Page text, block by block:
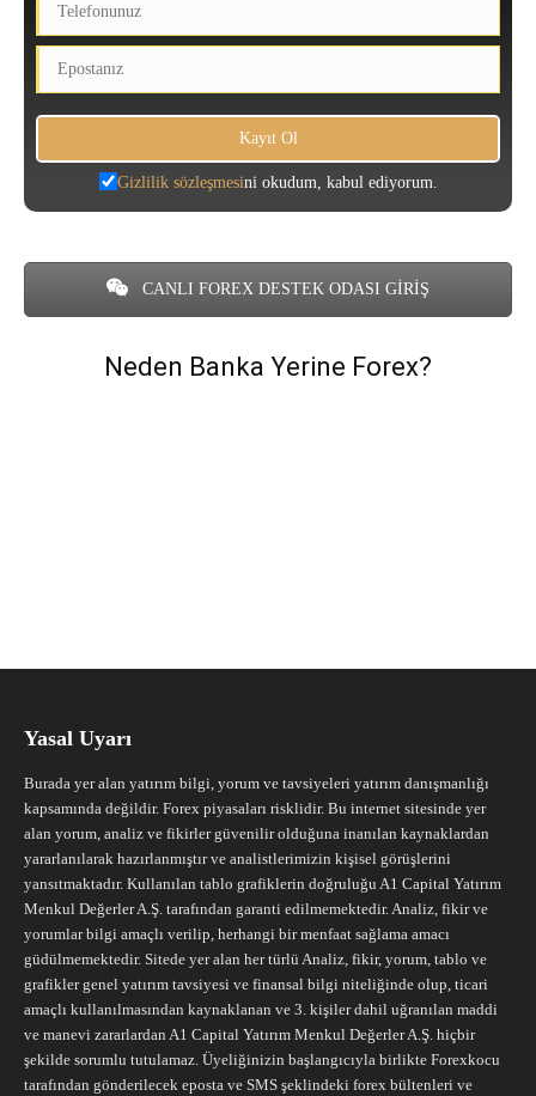
Gizlilik sözleşmesini okudum, kabul ediyorum.
CANLI FOREX DESTEK ODASI GİRİŞ
Neden Banka Yerine Forex?
Yasal Uyarı
Burada yer alan yatırım bilgi, yorum ve tavsiyeleri yatırım danışmanlığı
kapsamında değildir. Forex piyasaları risklidir. Bu internet sitesinde yer
alan yorum, analiz ve fikirler güvenilir olduğuna inanılan kaynaklardan
yararlanılarak hazırlanmıştır ve analistlerimizin kişisel görüşlerini
yansıtmaktadır. Kullanılan tablo grafiklerin doğruluğu A1 Capital Yatırım
Menkul Değerler A.Ş. tarafından garanti edilmemektedir. Analiz, fikir ve
yorumlar bilgi amaçlı verilip, herhangi bir menfaat sağlama amacı
güdülmemektedir. Sitede yer alan her türlü Analiz, fikir, yorum, tablo ve
grafikler genel yatırım tavsiyesi ve finansal bilgi niteliğinde olup, ticari
amaçlı kullanılmasından kaynaklanan ve 3. kişiler dahil uğranılan maddi
ve manevi zararlardan A1 Capital Yatırım Menkul Değerler A.Ş. hiçbir
şekilde sorumlu tutulamaz. Üyeliğinizin başlangıcıyla birlikte Forexkocu
tarafından gönderilecek eposta ve SMS şeklindeki forex bültenleri ve